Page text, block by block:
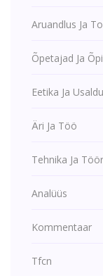
Aruandlus Ja
Õpetajad Ja
Eetika Ja
Äri Ja Töö
Tehnika Ja
Analüüs
Kommentaar
Tfcn